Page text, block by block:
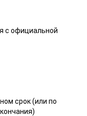
с официальной
срок (или по